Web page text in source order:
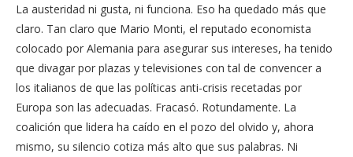
La austeridad ni gusta, ni funciona. Eso ha quedado más que
claro. Tan claro que Mario Monti, el reputado economista
colocado por Alemania para asegurar sus intereses, ha tenido
que divagar por plazas y televisiones con tal de convencer a
los italianos de que las políticas anti-crisis recetadas por
Europa son las adecuadas. Fracasó. Rotundamente. La
coalición que lidera ha caído en el pozo del olvido y, ahora
mismo, su silencio cotiza más alto que sus palabras. Ni